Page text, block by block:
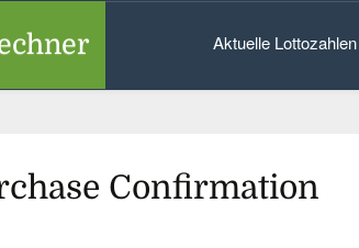
Aktuelle Lottozahlen
Confirmation